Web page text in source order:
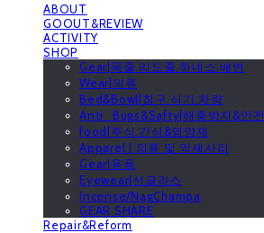
ABOUT
GOOUT&REVIEW
ACTIVITY
SHOP
Gear|목줄.리드줄.하네스.배변
Wear|의류
Bed&Bowl|침구.식기.차량
Anti_Bugs&Safty|해충방지&안전
food|주식.간식&영양제
Apparel | 의류 및 악세사리
Gear|용품
Eyewear|선글라스
Incense/NagChampa
GEAR SHARE
Repair&Reform